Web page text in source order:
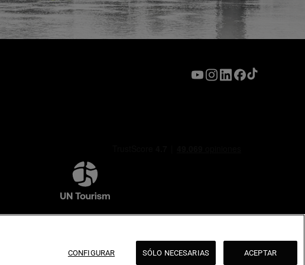
ACEPTAR
SÓLO NECESARIAS
CONFIGURAR